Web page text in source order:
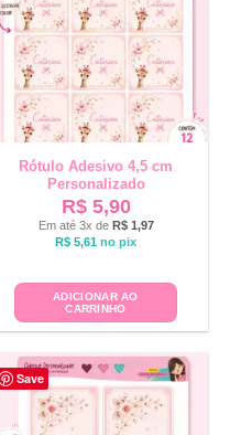
Rótulo Adesivo 4,5 cm
Personalizado
R$5,90
Em até 3x de R$1,97
R$ 5,61 no pix
ADICIONAR AO
CARRINHO
Save